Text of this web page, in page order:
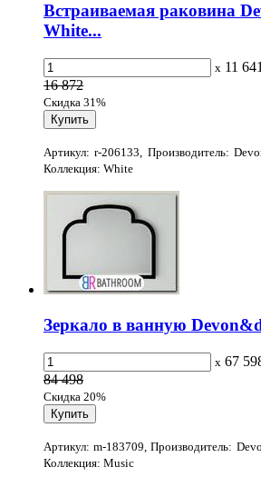
Встраиваемая раковина
White...
x 11 641
16 872
Скидка 31%
Артикул: r-206133, Производитель:
Коллекция: White
Зеркало в ванную
x 67
84 498
Скидка 20%
Артикул: m-183709, Производитель:
Коллекция: Music